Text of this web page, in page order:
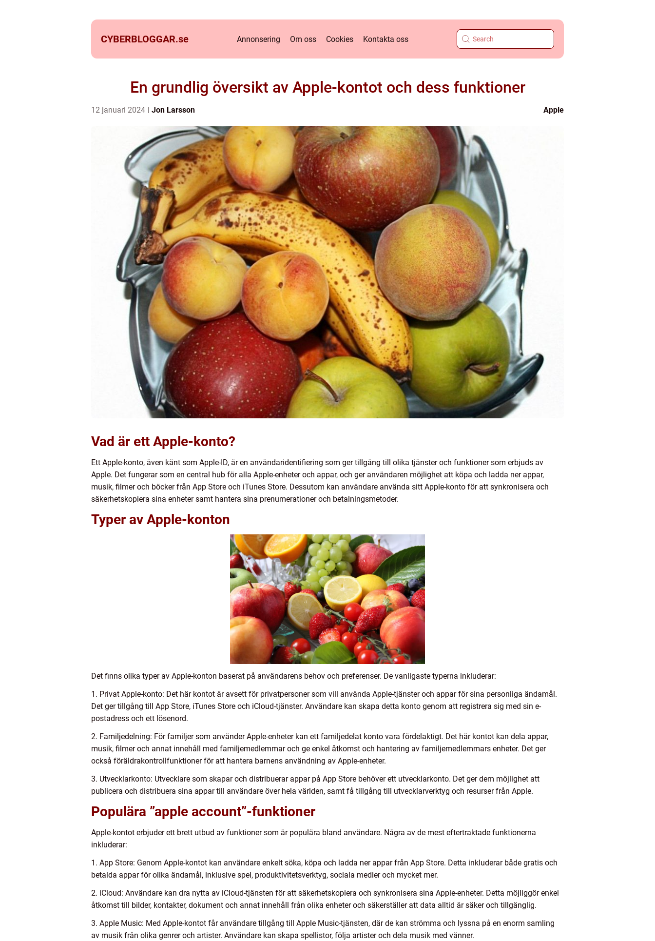
CYBERBLOGGAR.se Annonsering Om oss Cookies Kontakta oss
En grundlig översikt av Apple-kontot och dess funktioner
12 januari 2024 Jon Larsson Apple
Vad är ett Apple-konto?
Ett Apple-konto, även känt som Apple-ID, är en användaridentifiering som ger tillgång till olika tjänster och funktioner som erbjuds av
Apple. Det fungerar som en central hub för alla Apple-enheter och appar, och ger användaren möjlighet att köpa och ladda ner appar,
musik, filmer och böcker från App Store och iTunes Store. Dessutom kan användare använda sitt Apple-konto för att synkronisera och
säkerhetskopiera sina enheter samt hantera sina prenumerationer och betalningsmetoder.
Typer av Apple-konton
Det finns olika typer av Apple-konton baserat på användarens behov och preferenser. De vanligaste typerna inkluderar:
1. Privat Apple-konto: Det här kontot är avsett för privatpersoner som vill använda Apple-tjänster och appar för sina personliga ändamål.
Det ger tillgång till App Store, iTunes Store och iCloud-tjänster. Användare kan skapa detta konto genom att registrera sig med sin e-
postadress och ett lösenord.
2. Familjedelning: För familjer som använder Apple-enheter kan ett familjedelat konto vara fördelaktigt. Det här kontot kan dela appar,
musik, filmer och annat innehåll med familjemedlemmar och ge enkel åtkomst och hantering av familjemedlemmars enheter. Det ger
också föräldrakontrollfunktioner för att hantera barnens användning av Apple-enheter.
3. Utvecklarkonto: Utvecklare som skapar och distribuerar appar på App Store behöver ett utvecklarkonto. Det ger dem möjlighet att
publicera och distribuera sina appar till användare över hela världen, samt få tillgång till utvecklarverktyg och resurser från Apple.
Populära ”apple account”-funktioner
Apple-kontot erbjuder ett brett utbud av funktioner som är populära bland användare. Några av de mest eftertraktade funktionerna
inkluderar:
1. App Store: Genom Apple-kontot kan användare enkelt söka, köpa och ladda ner appar från App Store. Detta inkluderar både gratis och
betalda appar för olika ändamål, inklusive spel, produktivitetsverktyg, sociala medier och mycket mer.
2. iCloud: Användare kan dra nytta av iCloud-tjänsten för att säkerhetskopiera och synkronisera sina Apple-enheter. Detta möjliggör enkel
åtkomst till bilder, kontakter, dokument och annat innehåll från olika enheter och säkerställer att data alltid är säker och tillgänglig.
3. Apple Music: Med Apple-kontot får användare tillgång till Apple Music-tjänsten, där de kan strömma och lyssna på en enorm samling
av musik från olika genrer och artister. Användare kan skapa spellistor, följa artister och dela musik med vänner.